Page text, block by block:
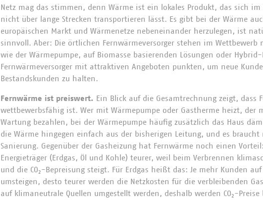
Netz mag das stimmen, denn Wärme ist ein lokales Produkt, das sich im
nicht über lange Strecken transportieren lässt. Es gibt bei der Wärme
europäischen Markt und Wärmenetze nebeneinander herzulegen, ist
sinnvoll. Aber: Die örtlichen Fernwärmeversorger stehen im Wettbewerb
wie der Wärmepumpe, auf Biomasse basierenden Lösungen oder Hybrid-
Fernwärmeversorger mit attraktiven Angeboten punkten, um neue
Bestandskunden zu halten.
Fernwärme ist preiswert. Ein Blick auf die Gesamtrechnung zeigt, dass
wettbewerbsfähig ist. Wer mit Wärmepumpe oder Gastherme heizt, der
Wartung bezahlen, bei der Wärmepumpe häufig zusätzlich das Haus
die Wärme hingegen einfach aus der bisherigen Leitung, und es
Sanierung. Gegenüber der Gasheizung hat Fernwärme noch einen
Energieträger (Erdgas, Öl und Kohle) teurer, weil beim Verbrennen
und die CO₂-Bepreisung steigt. Für Erdgas heißt das: Je mehr Kunden
umsteigen, desto teurer werden die Netzkosten für die verbleibenden
auf klimaneutrale Quellen umgestellt werden, deshalb werden CO₂-